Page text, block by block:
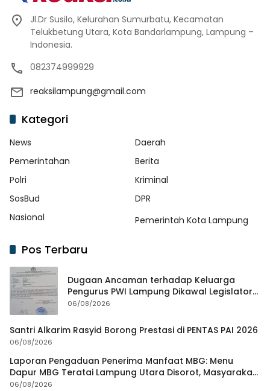
Jl.Dr Susilo, Kelurahan Sumurbatu, Kecamatan
Telukbetung Utara, Kota Bandarlampung, Lampung –
Indonesia.
082374999929
reaksilampung@gmail.com
Kategori
News
Daerah
Pemerintahan
Berita
Polri
Kriminal
SosBud
DPR
Nasional
Pemerintah Kota Lampung
Pos Terbaru
Dugaan Ancaman terhadap Keluarga
Pengurus PWI Lampung Dikawal Legislator
dan Jurnalis
06/08/2026
Santri Alkarim Rasyid Borong Prestasi di PENTAS PAI 2026
06/08/2026
Laporan Pengaduan Penerima Manfaat MBG: Menu
Dapur MBG Teratai Lampung Utara Disorot, Masyarakat
Minta Satgas Lakukan Investigasi
06/08/2026